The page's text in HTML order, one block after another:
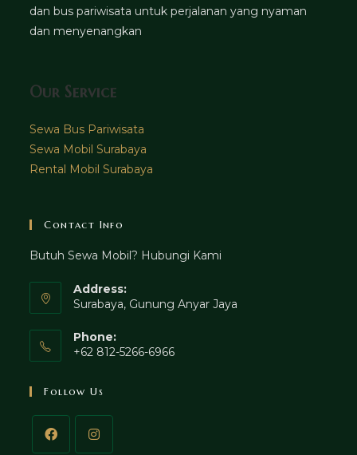
dan bus pariwisata untuk perjalanan yang nyaman
dan menyenangkan
Our Service
Sewa Bus Pariwisata
Sewa Mobil Surabaya
Rental Mobil Surabaya
Contact Info
Butuh Sewa Mobil? Hubungi Kami
Address:
Surabaya, Gunung Anyar Jaya
Phone:
+62 812-5266-6966
Follow Us